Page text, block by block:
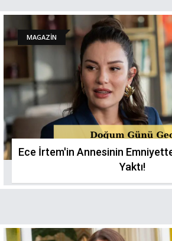
MAGAZİN
Ece İrtem'in Annesinin
Yaktı!